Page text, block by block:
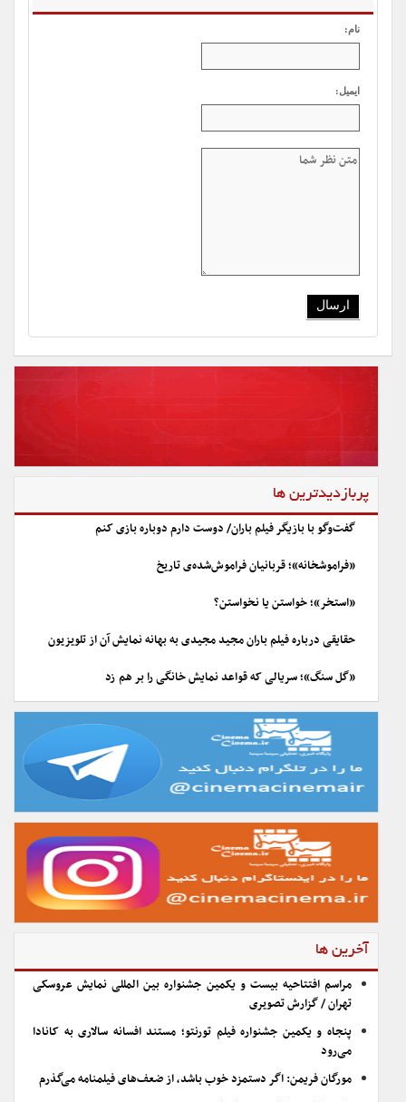
نام:
ایمیل:
پربازدیدترین ها
گفت‌وگو با بازیگر فیلم باران/ دوست دارم دوباره بازی کنم
«فراموشخانه»؛ قربانیان فراموش‌شده‌ی تاریخ
«استخر»؛ خواستن یا نخواستن؟
حقایقی درباره فیلم باران مجید مجیدی به بهانه نمایش آن از تلویزیون
«گل سنگ»؛ سریالی که قواعد نمایش خانگی را بر هم زد
آخرین ها
مراسم افتتاحیه بیست و یکمین جشنواره بین المللی نمایش عروسکی
تهران / گزارش تصویری
پنجاه و یکمین جشنواره فیلم تورنتو؛ مستند افسانه سالاری به کانادا
می‌رود
مورگان فریمن: اگر دستمزد خوب باشد، از ضعف‌های فیلمنامه می‌گذرم